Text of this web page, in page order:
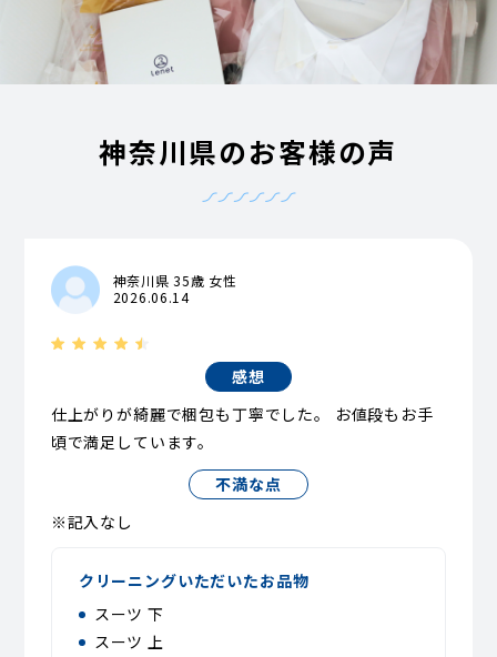
神奈川県のお客様の声
神奈川県 35歳 女性
2026.06.14
感想
仕上がりが綺麗で梱包も丁寧でした。 お値段もお手
頃で満足しています。
不満な点
※記入なし
クリーニングいただいたお品物
スーツ 下
スーツ 上